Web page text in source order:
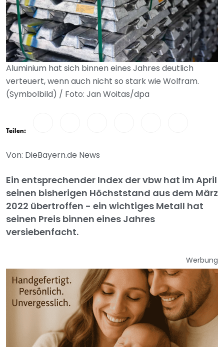
Aluminium hat sich binnen eines Jahres deutlich
verteuert, wenn auch nicht so stark wie Wolfram.
(Symbolbild) / Foto: Jan Woitas/dpa
Teilen:
Von: DieBayern.de News
Ein entsprechender Index der vbw hat im April
seinen bisherigen Höchststand aus dem März
2022 übertroffen - ein wichtiges Metall hat
seinen Preis binnen eines Jahres
versiebenfacht.
Werbung